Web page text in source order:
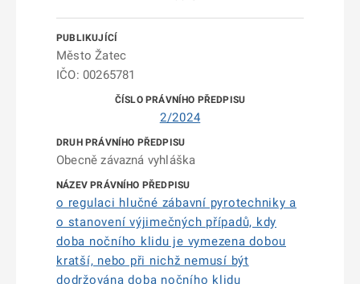
Město Žatec
IČO: 00265781
2/2024
Obecně závazná vyhláška
o regulaci hlučné zábavní pyrotechniky a
o stanovení výjimečných případů, kdy
doba nočního klidu je vymezena dobou
kratší, nebo při nichž nemusí být
dodržována doba nočního klidu